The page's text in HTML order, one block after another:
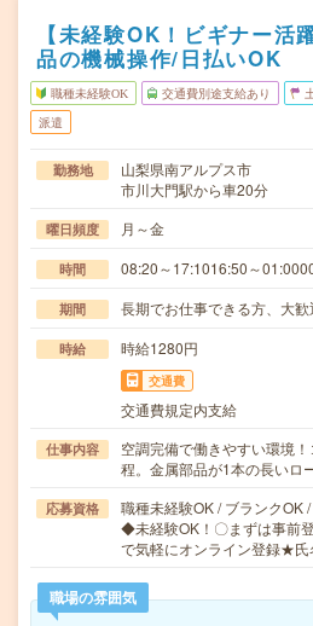
【未経験OK！ビギナー活
品の機械操作/日払いOK
職種未経験OK 交通費別途支給あり
派遣
勤務地
山梨県南アルプス市
市川大門駅から車20分
曜日頻度 月～金
時間 08:20～17:1016:50～
期間 長期でお仕事できる方、大歓
時給 時給1280円
交通費
交通費規定内支給
仕事内容
空調完備で働きやすい環境
程。金属部品が1本の長い
応募資格
職種未経験OK / ブランクOK
◆未経験OK！〇まずは事前
で気軽にオンライン登録★
職場の雰囲気